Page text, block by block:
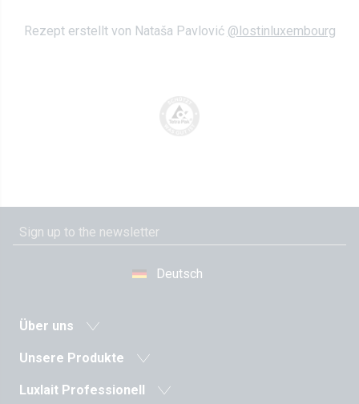
Rezept erstellt von Nataša Pavlović @lostinluxembourg
Deutsch
Über uns
Neuigkeiten
Geschichte
Unsere Produkte
Milch und Milchgetränke
Luxlait Pro­fes­si­o­nell